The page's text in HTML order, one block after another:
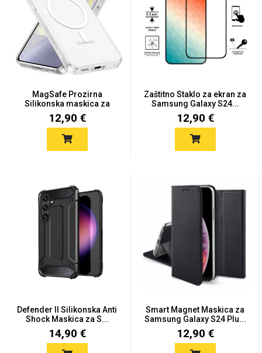
MagSafe Prozirna
Silikonska maskica za
Samsung...
12,90 €
Zaštitno Staklo za ekran za
Samsung Galaxy S24...
12,90 €
Defender II Silikonska Anti
Shock Maskica za S...
14,90 €
Smart Magnet Maskica za
Samsung Galaxy S24 Plu...
12,90 €
Mix